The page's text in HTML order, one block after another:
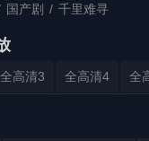
国产剧 / 千里难寻
全高清3 全高清4 全